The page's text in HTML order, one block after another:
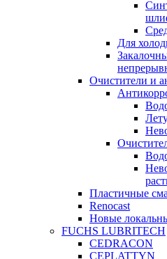
Для
Очистители и
Пластичные
Renocast
Новые
FUCHS LUBRITECH
CEDRACON
CEPLATTYN